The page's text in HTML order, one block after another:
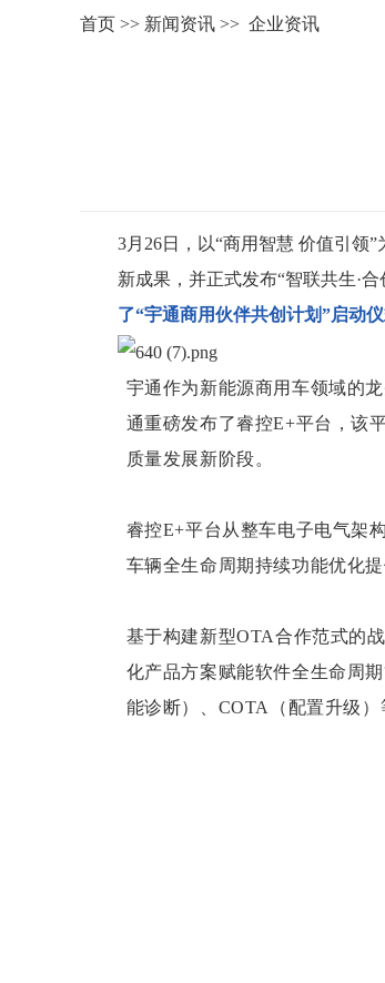
首页 >> 新闻资讯 >> 企业资讯
3月26日，以“商用智慧 价值引领”
新成果，并正式发布“智联共生·
了“宇通商用伙伴共创计划”启动
宇通作为新能源商用车领域的
通重磅发布了睿控E+平台，该
质量发展新阶段。
睿控E+平台从整车电子电气架构
车辆全生命周期持续功能优化
基于构建新型OTA合作范式的
化产品方案赋能软件全生命周
能诊断）、 COTA （配置升级